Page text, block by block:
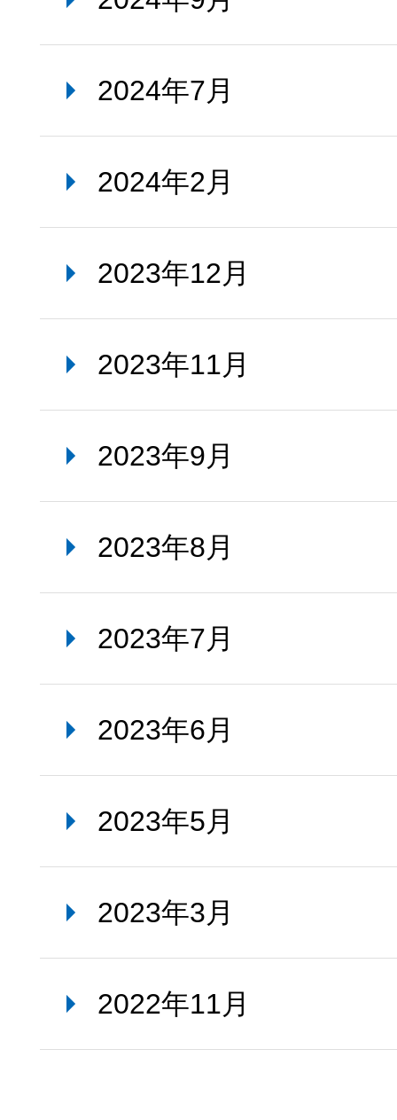
2024年7月
2024年2月
2023年12月
2023年11月
2023年9月
2023年8月
2023年7月
2023年6月
2023年5月
2023年3月
2022年11月